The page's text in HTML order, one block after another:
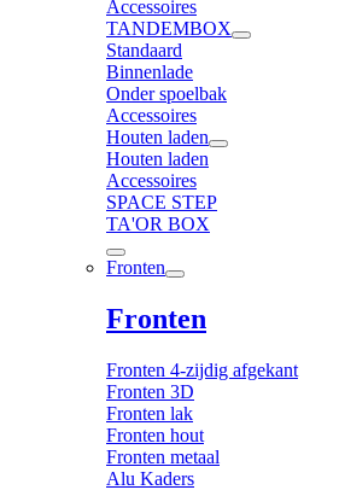
Accessoires
TANDEMBOX
Standaard
Binnenlade
Onder spoelbak
Accessoires
Houten laden
Houten laden
Accessoires
SPACE STEP
TA'OR BOX
Fronten
Fronten
Fronten 4-zijdig afgekant
Fronten 3D
Fronten lak
Fronten hout
Fronten metaal
Alu Kaders